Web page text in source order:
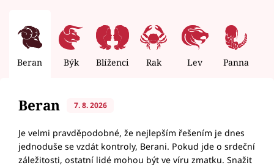
Beran Býk Blíženci Rak Lev Panna
Beran 7. 8. 2026
Je velmi pravděpodobné, že nejlepším řešením je dnes
jednoduše se vzdát kontroly, Berani. Pokud jde o srdeční
záležitosti, ostatní lidé mohou být ve víru zmatku. Snažit